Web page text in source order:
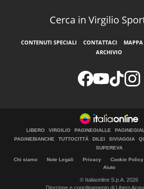
Cerca in Virgilio
CONTENUTI SPECIALI CONTATTACI MAPPA
ARCHIVIO
LIBERO VIRGILIO PAGINEGIALLE
PAGINEBIANCHE
TUTTOCITTÀ DILEI SIVIAGGIA
SUPEREVA
Chi siamo Note Legali Privacy Cookie Policy
Aiuto
© Italiaonline S.p.A. 2026
Direzione e coordinamento di Libero